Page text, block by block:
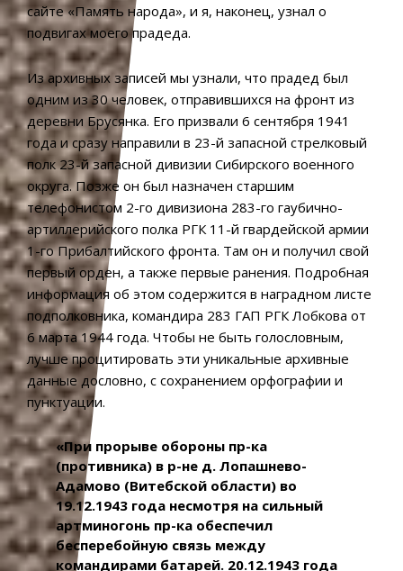
сайте «Память народа», и я, наконец, узнал о
подвигах моего прадеда.
Из архивных записей мы узнали, что прадед был
одним из 30 человек, отправившихся на фронт из
деревни Брусянка. Его призвали 6 сентября 1941
года и сразу направили в 23-й запасной стрелковый
полк 23-й запасной дивизии Сибирского военного
округа. Позже он был назначен старшим
телефонистом 2-го дивизиона 283-го гаубично-
артиллерийского полка РГК 11-й гвардейской армии
1-го Прибалтийского фронта. Там он и получил свой
первый орден, а также первые ранения. Подробная
информация об этом содержится в наградном листе
подполковника, командира 283 ГАП РГК Лобкова от
6 марта 1944 года. Чтобы не быть голословным,
лучше процитировать эти уникальные архивные
данные дословно, с сохранением орфографии и
пунктуации.
«При прорыве обороны пр-ка
(противника) в р-не д. Лопашнево-
Адамово (Витебской области) во
19.12.1943 года несмотря на сильный
артминогонь пр-ка обеспечил
бесперебойную связь между
командирами батарей. 20.12.1943 года